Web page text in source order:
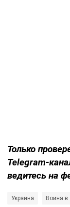
Только
Telegram-
ведитесь на
Украина Война в